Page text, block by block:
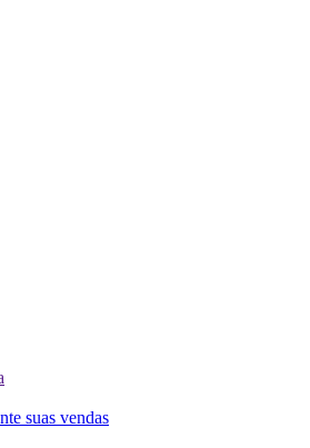
suas vendas